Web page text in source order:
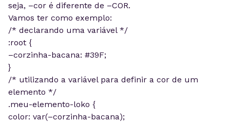
seja, –cor é diferente de –COR.
Vamos ter como exemplo:
/* declarando uma variável */
:root {
–corzinha-bacana: #39F;
}
/* utilizando a variável para definir a cor de um
elemento */
.meu-elemento-loko {
color: var(–corzinha-bacana);